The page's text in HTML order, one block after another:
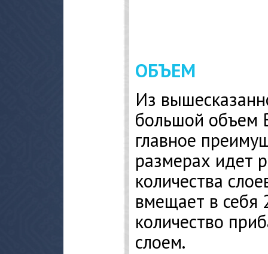
ОБЪЕМ
Из
большой объем
главное
размерах идет
количества
вмещает в себя
количество
слоем.